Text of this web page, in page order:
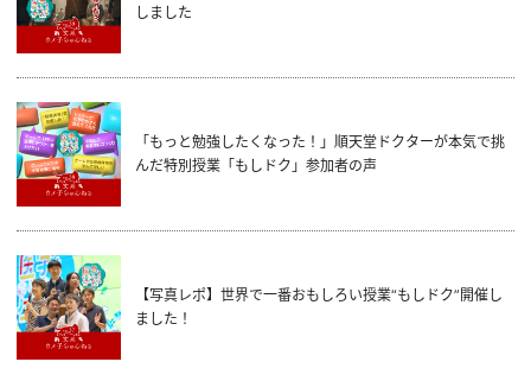
しました
「もっと勉強したくなった！」順天堂ドクターが本気で挑
んだ特別授業「もしドク」参加者の声
【写真レポ】世界で一番おもしろい授業“もしドク”開催し
ました！